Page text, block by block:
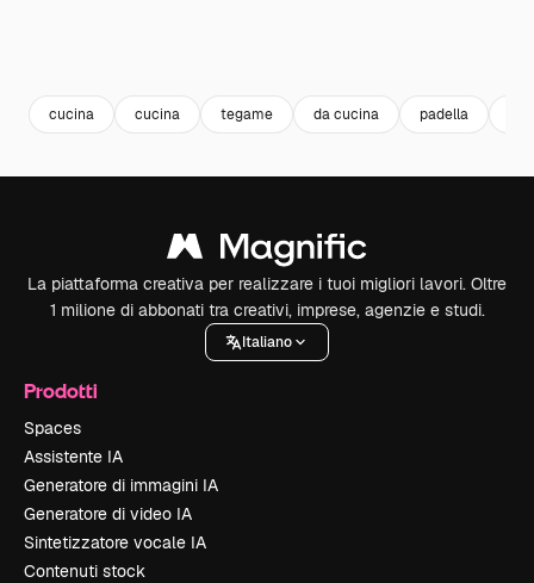
cucina cucina tegame da cucina padella
La piattaforma creativa per realizzare i tuoi migliori lavori. Oltre
1 milione di abbonati tra creativi, imprese, agenzie e studi.
Italiano
Prodotti
Spaces
Assistente IA
Generatore di immagini IA
Generatore di video IA
Sintetizzatore vocale IA
Contenuti stock